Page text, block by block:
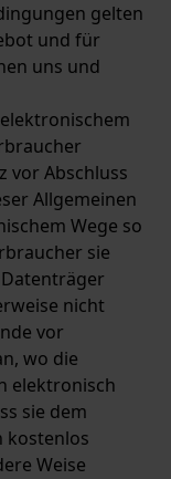
gelten
und für
uns und
vor Abschluss
Allgemeinen
Wege so
sie
nicht
vor
wo die
elektronisch
sie dem
kostenlos
Weise